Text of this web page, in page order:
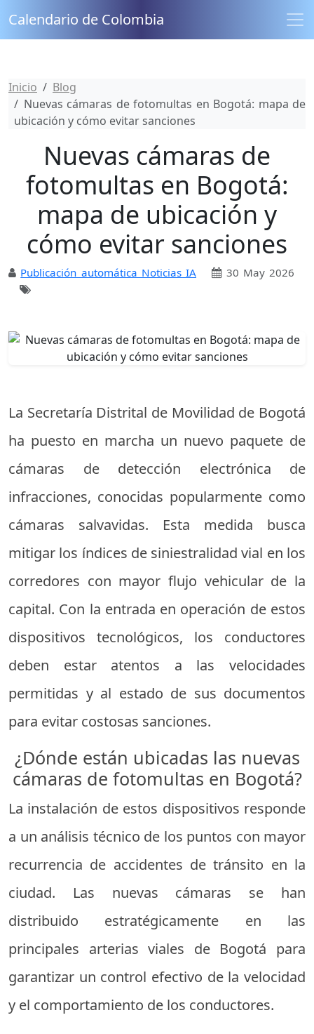
Calendario de Colombia
Inicio
Blog
Nuevas cámaras de fotomultas en Bogotá: mapa de
ubicación y cómo evitar sanciones
Nuevas cámaras de
fotomultas en Bogotá:
mapa de ubicación y
cómo evitar sanciones
Publicación automática Noticias IA 30 May 2026
La Secretaría Distrital de Movilidad de Bogotá
ha puesto en marcha un nuevo paquete de
cámaras de detección electrónica de
infracciones, conocidas popularmente como
cámaras salvavidas. Esta medida busca
mitigar los índices de siniestralidad vial en los
corredores con mayor flujo vehicular de la
capital. Con la entrada en operación de estos
dispositivos tecnológicos, los conductores
deben estar atentos a las velocidades
permitidas y al estado de sus documentos
para evitar costosas sanciones.
¿Dónde están ubicadas las nuevas
cámaras de fotomultas en Bogotá?
La instalación de estos dispositivos responde
a un análisis técnico de los puntos con mayor
recurrencia de accidentes de tránsito en la
ciudad. Las nuevas cámaras se han
distribuido estratégicamente en las
principales arterias viales de Bogotá para
garantizar un control efectivo de la velocidad
y el comportamiento de los conductores.